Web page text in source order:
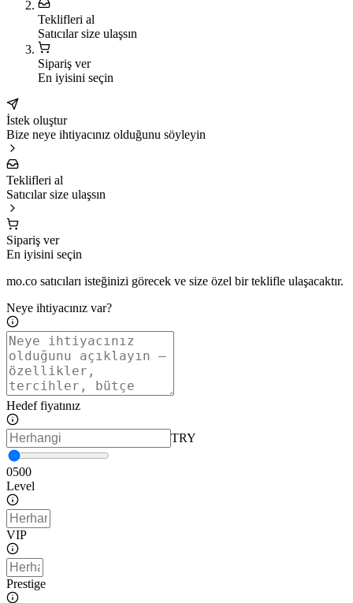
Teklifleri al
Satıcılar size ulaşsın
Sipariş ver
En iyisini seçin
İstek oluştur
Bize neye ihtiyacınız olduğunu söyleyin
Teklifleri al
Satıcılar size ulaşsın
Sipariş ver
En iyisini seçin
mo.co satıcıları isteğinizi görecek ve size özel bir teklifle ulaşacaktır.
Neye ihtiyacınız var?
Hedef fiyatınız
TRY
0500
Level
VIP
Prestige